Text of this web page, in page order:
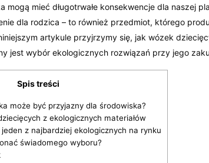
mogą mieć długotrwałe konsekwencje dla naszej
dla rodzica – to również przedmiot, którego
artykule przyjrzymy się, jak wózek
jest wybór ekologicznych rozwiązań przy jego
Spis treści
może być przyjazny dla środowiska?
z ekologicznych materiałów
z najbardziej ekologicznych na rynku
świadomego wyboru?